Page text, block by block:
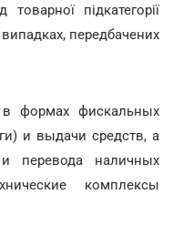
підкатегорії
передбачених
формах фискальных
и выдачи средств, а
перевода наличных
комплексы